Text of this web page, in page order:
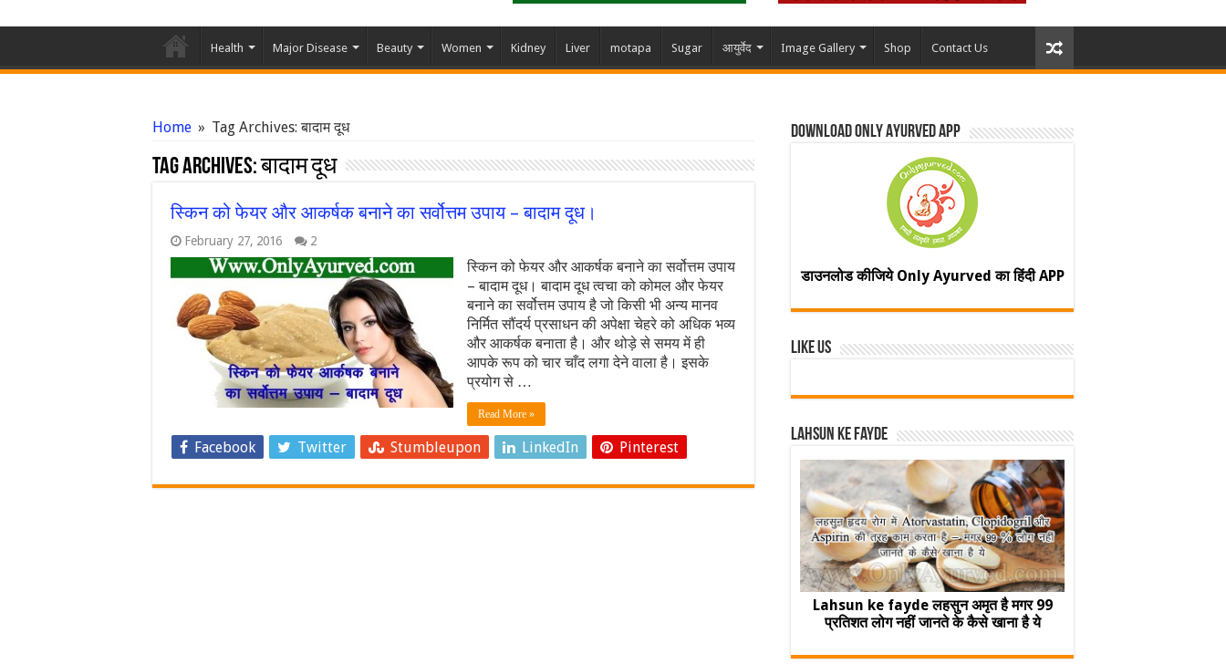
Health Major Disease Beauty Women Kidney Liver motapa Sugar आयुर्वेद Image Gallery Shop Contact Us
Home » Tag Archives: बादाम दूध
Tag Archives:बादाम दूध
स्किन को फेयर और आकर्षक बनाने का सर्वोत्तम उपाय – बादाम दूध।
February 27, 2016 2
स्किन को फेयर और आकर्षक बनाने का सर्वोत्तम उपाय
– बादाम दूध। बादाम दूध त्वचा को कोमल और फेयर
बनाने का सर्वोत्तम उपाय है जो किसी भी अन्य मानव
निर्मित सौंदर्य प्रसाधन की अपेक्षा चेहरे को अधिक भव्य
और आकर्षक बनाता है। और थोड़े से समय में ही
आपके रूप को चार चाँद लगा देने वाला है। इसके
प्रयोग से …
Read More »
Facebook Twitter Stumbleupon LinkedIn Pinterest
Download Only Ayurved App
डाउनलोड कीजिये Only Ayurved का हिंदी APP
Like Us
Lahsun ke fayde
Lahsun ke fayde लहसुन अमृत है मगर 99
प्रतिशत लोग नहीं जानते के कैसे खाना है ये